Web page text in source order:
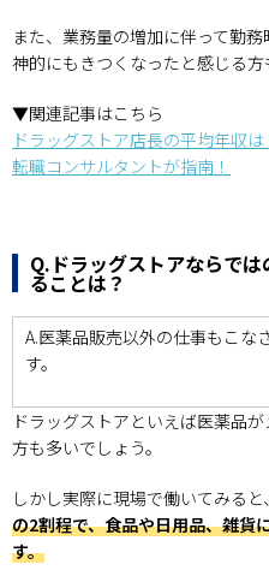
また、業務量の増加に伴って勤
神的にもきつくなったと感じる方
▼関連記事はこちら
ドラッグストア店長の平均年収
転職コンサルタントが指南！
Q.ドラッグストアならで
ることは？
A.医薬品販売以外の仕事もこな
す。
ドラッグストアといえば医薬品
方も多いでしょう。
しかし実際に現場で働いてみると、
の2割程で、食品や日用品、雑貨
す。